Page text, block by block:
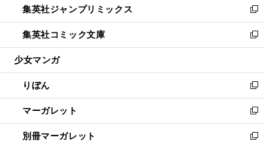
く
で
開
く
ド
ウ
で
開
ィ
ン
ド
ウ
開
く
い
ウ
ィ
ン
ウ
で
開
く
集英社ジャンプリミックス
新
し
い
ウ
ン
ド
ウ
で
開
く
集英社コミック文庫
新
し
ウ
ィ
ン
ド
ウ
で
少女マンガ
りぼん
新
し
い
ウ
ィ
マーガレット
新
し
い
別冊マーガレット
新